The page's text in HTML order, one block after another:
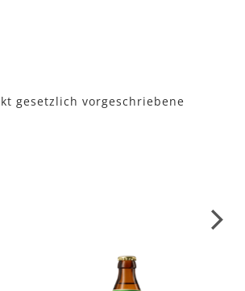
gesetzlich vorgeschriebene